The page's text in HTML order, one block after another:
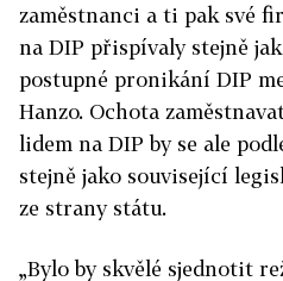
zaměstnanci a ti pak své
na DIP přispívaly stejně
postupné pronikání DIP
Hanzo. Ochota
lidem na DIP by se ale
stejně jako související
ze strany státu.
„Bylo by skvělé sjednotit